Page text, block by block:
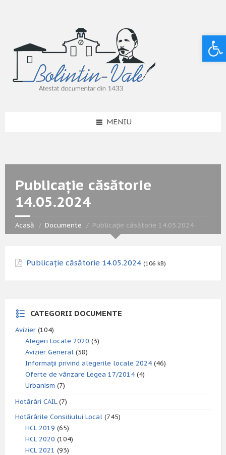
MENIU
Publicație căsătorie
14.05.2024
Acasă Documente Publicație căsătorie 14.05.2024
Publicație căsătorie 14.05.2024 (106 kB)
CATEGORII DOCUMENTE
Avizier (104)
Alegeri Locale 2020 (3)
Avizier General (38)
Informații privind alegerile locale 2024 (46)
Oferte de vânzare Legea 17/2014 (4)
Urbanism (7)
Hotărâri CAIL(7)
Hotărârile Consiliului Local (745)
HCL 2019 (65)
HCL 2020 (104)
HCL 2021 (93)
Deschide bara de unelte